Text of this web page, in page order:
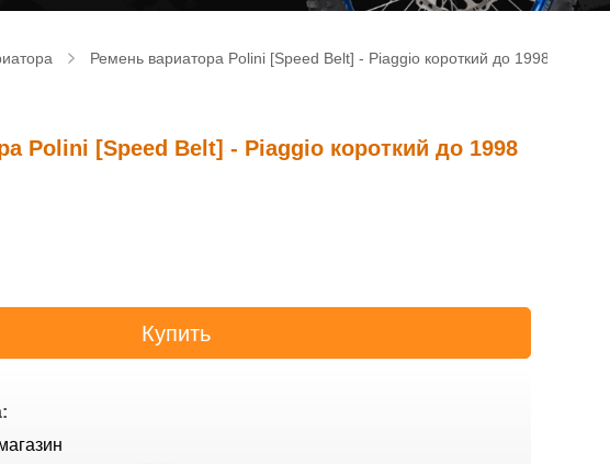
Ремень вариатора Polini [Speed Belt] - Piaggio короткий до 1998
Polini [Speed Belt] - Piaggio короткий до 1998